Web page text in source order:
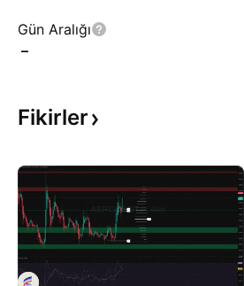
Gün Aralığı
–
Fikirler